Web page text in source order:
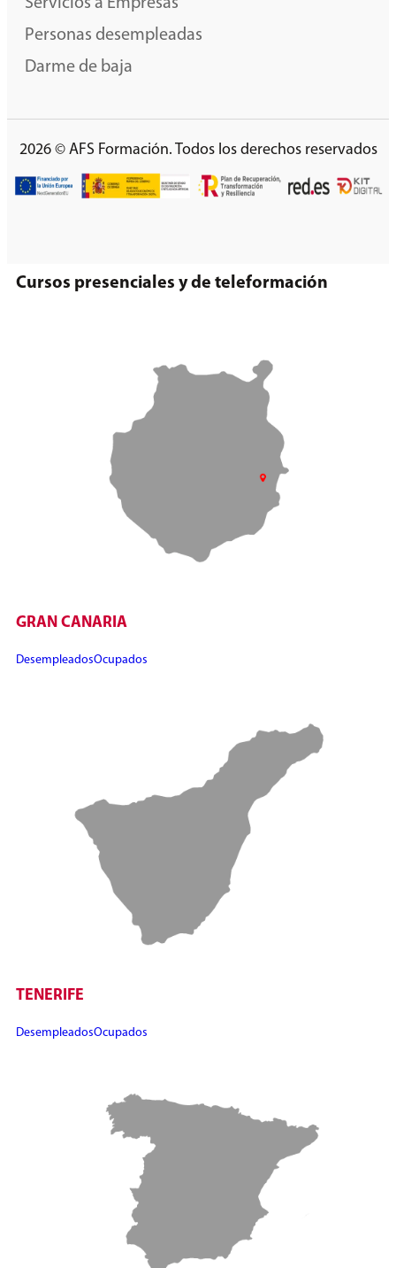
Personas desempleadas
Darme de baja
2026 © AFS Formación. Todos los derechos reservados
Cursos presenciales y de teleformación
GRAN CANARIA
DesempleadosOcupados
TENERIFE
DesempleadosOcupados